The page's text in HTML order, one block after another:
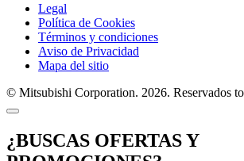
Legal
Política de Cookies
Términos y condiciones
Aviso de Privacidad
Mapa del sitio
© Mitsubishi Corporation. 2026. Reservados
¿BUSCAS OFERTAS Y